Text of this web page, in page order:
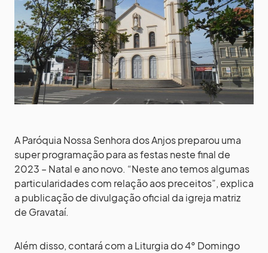
A Paróquia Nossa Senhora dos Anjos preparou uma
super programação para as festas neste final de
2023 – Natal e ano novo. “Neste ano temos algumas
particularidades com relação aos preceitos”, explica
a publicação de divulgação oficial da igreja matriz
de Gravataí.
Além disso, contará com a Liturgia do 4° Domingo